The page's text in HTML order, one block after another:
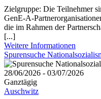
Zielgruppe: Die Teilnehmer
GenE-A-
die im Rahmen der
[...]
Weitere Informationen
Spurensuche
28/06/2026 - 03/07/2026
Ganztägig
Auschwitz